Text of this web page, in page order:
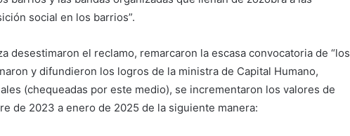
social en los barrios”.
desestimaron el reclamo, remarcaron la escasa convocatoria de “los
y difundieron los logros de la ministra de Capital Humano,
(chequeadas por este medio), se incrementaron los valores de
de 2023 a enero de 2025 de la siguiente manera: